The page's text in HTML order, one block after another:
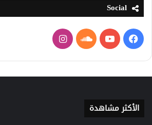
Social
فيسبوكيوتيوبساوند
كلاود
انستقرام
الأكثر مشاهدة